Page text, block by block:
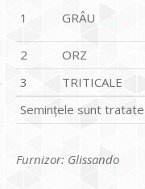
1 GRÂU
2 ORZ
3
TRITICALE
Seminţele sunt tratate
Furnizor: Glissando